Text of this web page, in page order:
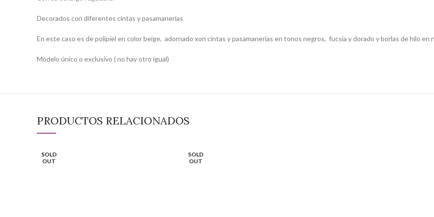
Decorados con diferentes cintas y pasamanerías
En este caso es de polipiel en color beige, adornado xon cintas y pasamanerías en tonos negros, fucsia y dorado y borlas de hilo en
Modelo único o exclusivo ( no hay otro igual)
PRODUCTOS RELACIONADOS
SOLD
OUT
SOLD
OUT